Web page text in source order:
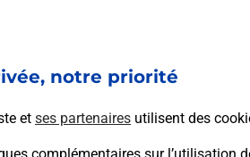
notre priorité
et ses partenaires utilisent des
médaillon d’alarme qu’est